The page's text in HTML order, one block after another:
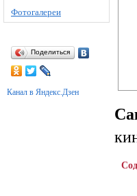
Фотогалереи
Поделиться
Канал в Яндекс.Дзен